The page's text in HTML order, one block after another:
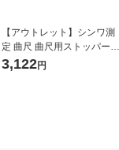
【アウトレット】シンワ測
定 曲尺 曲尺用ストッパー金
属製付 厚手広巾シルバー30c
3,122円